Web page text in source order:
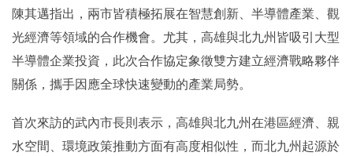
陳其邁指出，兩市皆積極拓展在智慧創新、半導體產業、觀
光經濟等領域的合作機會。尤其，高雄與北九州皆吸引大型
半導體企業投資，此次合作協定象徵雙方建立經濟戰略夥伴
關係，攜手因應全球快速變動的產業局勢。
首次來訪的武內市長則表示，高雄與北九州在港區經濟、親
水空間、環境政策推動方面有高度相似性，而北九州起源於